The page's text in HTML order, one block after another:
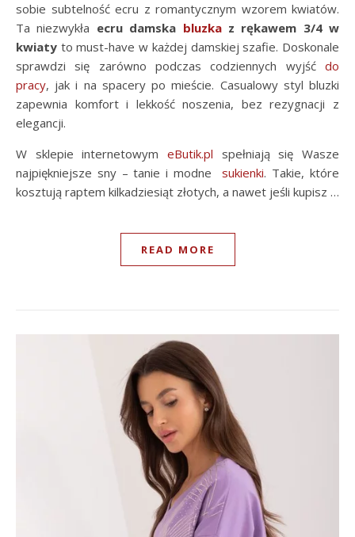
sobie subtelność ecru z romantycznym wzorem kwiatów.
Ta niezwykła ecru damska bluzkaz rękawem 3/4 w
kwiaty to must-have w każdej damskiej szafie. Doskonale
sprawdzi się zarówno podczas codziennych wyjść do
pracy, jak i na spacery po mieście. Casualowy styl bluzki
zapewnia komfort i lekkość noszenia, bez rezygnacji z
elegancji.
W sklepie internetowym eButik.pl spełniają się Wasze
najpiękniejsze sny – tanie i modnesukienki. Takie, które
kosztują raptem kilkadziesiąt złotych, a nawet jeśli kupisz …
READ MORE